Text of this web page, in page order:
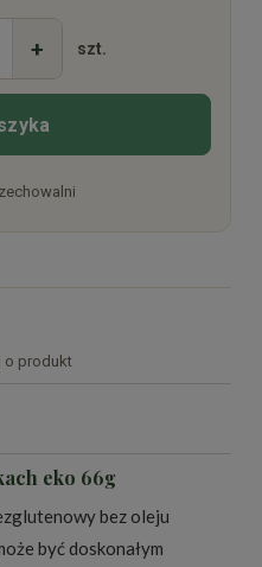
+ szt.
o produkt
eko 66g
bez oleju
być doskonałym